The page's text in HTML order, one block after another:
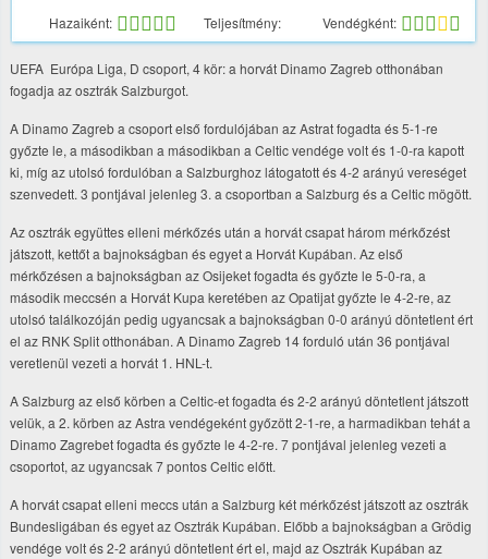
Hazaiként: Teljesítmény: Vendégként:
UEFA Európa Liga, D csoport, 4 kör: a horvát Dinamo Zagreb otthonában
fogadja az osztrák Salzburgot.
A Dinamo Zagreb a csoport első fordulójában az Astrat fogadta és 5-1-re
győzte le, a másodikban a másodikban a Celtic vendége volt és 1-0-ra kapott
ki, míg az utolsó fordulóban a Salzburghoz látogatott és 4-2 arányú vereséget
szenvedett. 3 pontjával jelenleg 3. a csoportban a Salzburg és a Celtic mögött.
Az osztrák együttes elleni mérkőzés után a horvát csapat három mérkőzést
játszott, kettőt a bajnokságban és egyet a Horvát Kupában. Az első
mérkőzésen a bajnokságban az Osijeket fogadta és győzte le 5-0-ra, a
második meccsén a Horvát Kupa keretében az Opatijat győzte le 4-2-re, az
utolsó találkozóján pedig ugyancsak a bajnokságban 0-0 arányú döntetlent ért
el az RNK Split otthonában. A Dinamo Zagreb 14 forduló után 36 pontjával
veretlenül vezeti a horvát 1. HNL-t.
A Salzburg az első körben a Celtic-et fogadta és 2-2 arányú döntetlent játszott
velük, a 2. körben az Astra vendégeként győzött 2-1-re, a harmadikban tehát a
Dinamo Zagrebet fogadta és győzte le 4-2-re. 7 pontjával jelenleg vezeti a
csoportot, az ugyancsak 7 pontos Celtic előtt.
A horvát csapat elleni meccs után a Salzburg két mérkőzést játszott az osztrák
Bundesligában és egyet az Osztrák Kupában. Előbb a bajnokságban a Grödig
vendége volt és 2-2 arányú döntetlent ért el, majd az Osztrák Kupában az